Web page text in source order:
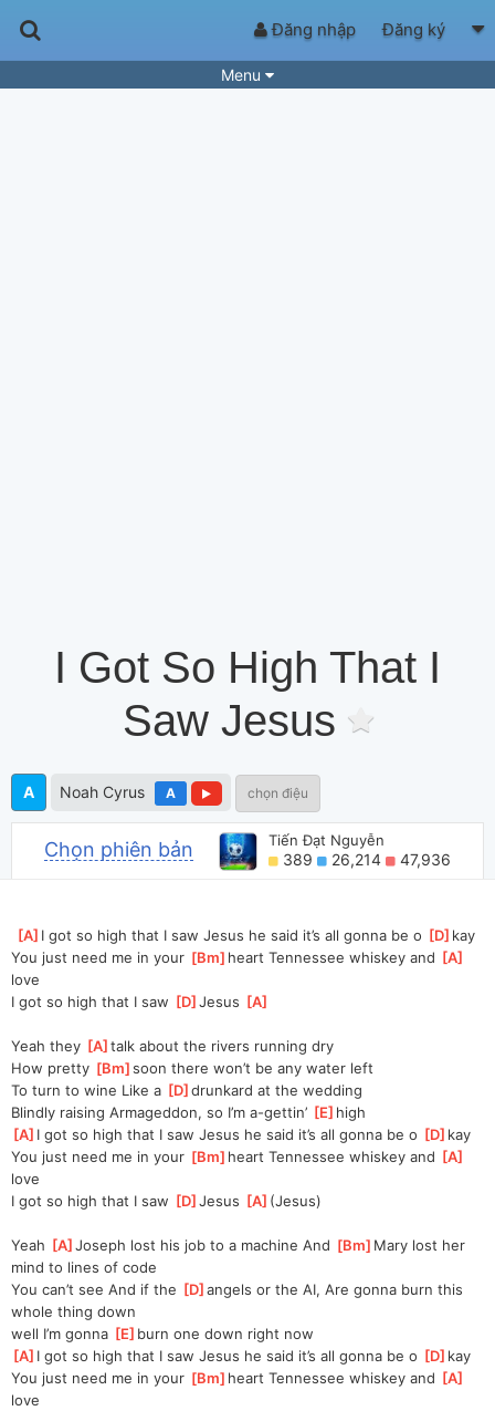
Đăng nhập Đăng ký
Menu
I Got So High That I
Saw Jesus
A Noah Cyrus A chọn điệu
Chọn phiên bản Tiến Đạt Nguyễn
389 26,214 47,936
[A ]I got so high that I saw Jesus he said it’s all gonna be o [D ]kay
You just need me in your [Bm ]heart Tennessee whiskey and [A
love
I got so high that I saw [D ]
Jesus [A
Yeah they [A ]talk about the rivers running dry
How pretty [Bm ]
soon there won’t be any water left
To turn to wine Like a [D ]
drunkard at the wedding
Blindly raising Armageddon, so I’m a-gettin’ [E ]high
[A ]I got so high that I saw Jesus he said it’s all gonna be o [D ]kay
You just need me in your [Bm ]heart Tennessee whiskey and [A
love
I got so high that I saw [D ]
Jesus [A ](Jesus)
Yeah [A ]
Joseph lost his job to a machine And [Bm ]Mary lost her
mind to lines of code
You can’t see And if the [D ]
angels or the AI, Are gonna burn this
whole thing down
well I’m gonna [E ]burn one down right now
[A ]I got so high that I saw Jesus he said it’s all gonna be o [D ]kay
You just need me in your [Bm ]heart Tennessee whiskey and [A
love